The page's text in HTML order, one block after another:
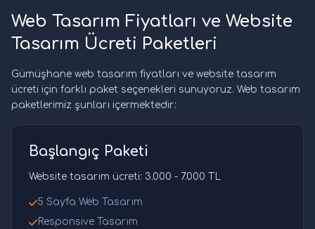
Web Tasarım Fiyatları ve Website
Tasarım Ücreti Paketleri
Gümüşhane web tasarım fiyatları ve website tasarım
ücreti için farklı paket seçenekleri sunuyoruz. Web tasarım
paketlerimiz şunları içermektedir:
Başlangıç Paketi
Website tasarım ücreti: 3.000 - 7.000 TL
5 Sayfa Web Tasarım
Responsive Tasarım